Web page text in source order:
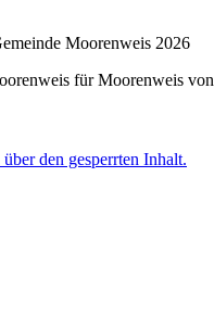
Moorenweis 2026
für Moorenweis von
den gesperrten Inhalt.